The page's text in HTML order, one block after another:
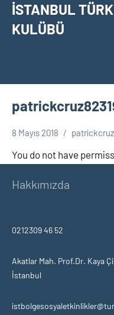
İSTANBUL
KULÜBÜ
8 Mayıs 2018
You do not have
Hakkımızda
0212309 46 52
Akatlar Mah. Prof.Dr. Kaya
İstanbul